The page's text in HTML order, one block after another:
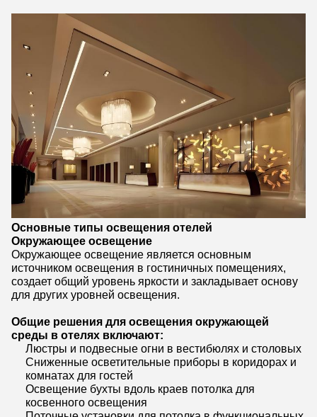
Основные типы освещения отелей
Окружающее освещение
Окружающее освещение является основным
источником освещения в гостиничных помещениях,
создает общий уровень яркости и закладывает основу
для других уровней освещения.
Общие решения для освещения окружающей
среды в отелях включают:
Люстры и подвесные огни в вестибюлях и столовых
Сниженные осветительные приборы в коридорах и
комнатах для гостей
Освещение бухты вдоль краев потолка для
косвенного освещения